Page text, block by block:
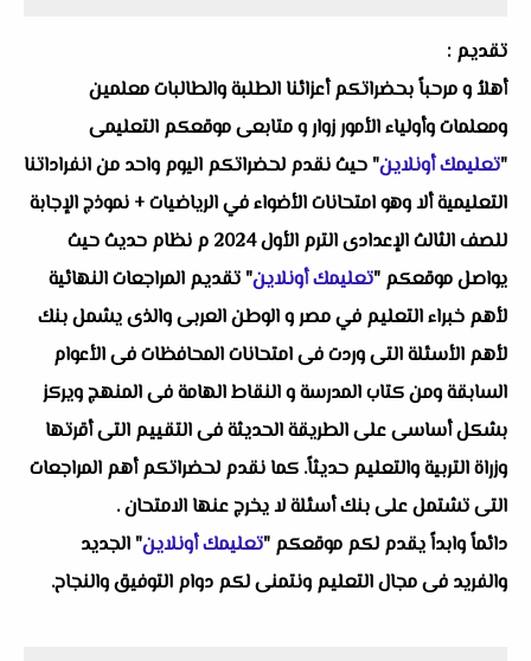
تقديم :
أهلاُ و مرحباً بحضراتكم أعزائنا الطلبة والطالبات معلمين
ومعلمات وأولياء الأمور زوار و متابعى موقعكم التعليمى
"تعليمك أونلاين" حيث نقدم لحضراتكم اليوم واحد من انفراداتنا
التعليمية ألا وهو امتحانات الأضواء في الرياضيات + نموذج الإجابة
للصف الثالث الإعدادى الترم الأول 2024 م نظام حديث حيث
يواصل موقعكم "تعليمك أونلاين" تقديم المراجعات النهائية
لأهم خبراء التعليم في مصر و الوطن العربى والذى يشمل بنك
لأهم الأسئلة التى وردت فى امتحانات المحافظات فى الأعوام
السابقة ومن كتاب المدرسة و النقاط الهامة فى المنهج ويركز
بشكل أساسى على الطريقة الحديثة فى التقييم التى أقرتها
وزراة التربية والتعليم حديثاً. كما نقدم لحضراتكم أهم المراجعات
التى تشتمل على بنك أسئلة لا يخرج عنها الامتحان .
دائماً وابداً يقدم لكم موقعكم "تعليمك أونلاين" الجديد
والفريد فى مجال التعليم ونتمنى لكم دوام التوفيق والنجاح.